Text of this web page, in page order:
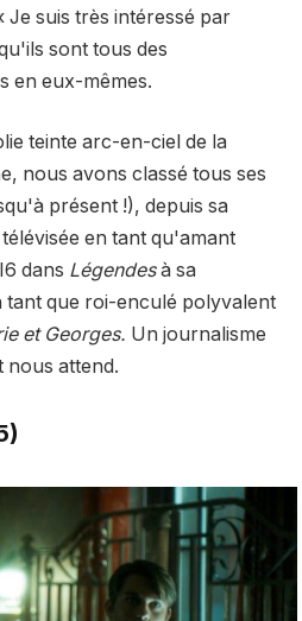
Je suis très intéressé par
sont tous des
en eux-mêmes.
teinte arc-en-ciel de la
nous avons classé tous ses
présent !), depuis sa
en tant qu'amant
dans Légendesà sa
tant que roi-enculé polyvalent
et Georges. Un journalisme
nous attend.